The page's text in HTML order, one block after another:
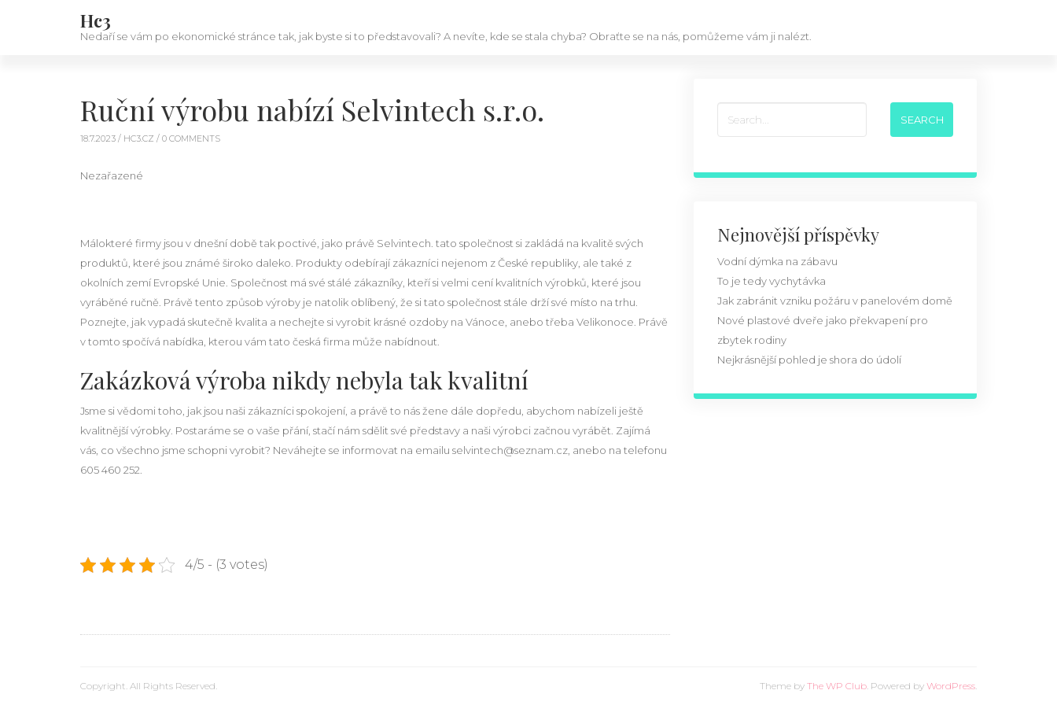
Hc3
Nedaří se vám po ekonomické stránce tak, jak byste si to představovali? A nevíte, kde se stala chyba? Obraťte se na nás, pomůžeme vám ji nalézt.
Ruční výrobu nabízí Selvintech s.r.o.
18.7.2023 / HC3.CZ / 0 COMMENTS
Nezařazené
Málokteré firmy jsou v dnešní době tak poctivé, jako právě Selvintech . tato společnost si zakládá na kvalitě svých
produktů, které jsou známé široko daleko. Produkty odebírají zákazníci nejenom z České republiky, ale také z
okolních zemí Evropské Unie. Společnost má své stálé zákazníky, kteří si velmi cení kvalitních výrobků, které jsou
vyráběné ručně. Právě tento způsob výroby je natolik oblíbený, že si tato společnost stále drží své místo na trhu.
Poznejte, jak vypadá skutečně kvalita a nechejte si vyrobit krásné ozdoby na Vánoce, anebo třeba Velikonoce. Právě
v tomto spočívá nabídka, kterou vám tato česká firma může nabídnout.
Zakázková výroba nikdy nebyla tak kvalitní
Jsme si vědomi toho, jak jsou naši zákazníci spokojení, a právě to nás žene dále dopředu, abychom nabízeli ještě
kvalitnější výrobky. Postaráme se o vaše přání, stačí nám sdělit své představy a naši výrobci začnou vyrábět. Zajímá
vás, co všechno jsme schopni vyrobit? Neváhejte se informovat na emailu selvintech@seznam.cz, anebo na telefonu
605 460 252.
4/5 - (3 votes)
Nejnovější příspěvky
Vodní dýmka na zábavu
To je tedy vychytávka
Jak zabránit vzniku požáru v panelovém domě
Nové plastové dveře jako překvapení pro
zbytek rodiny
Nejkrásnější pohled je shora do údolí
Copyright. All Rights Reserved. Theme by The WP Club. Powered by WordPress.